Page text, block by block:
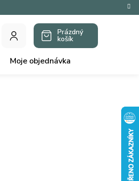
NÁKUPNÍ
Prázdný
košík
Moje objednávka